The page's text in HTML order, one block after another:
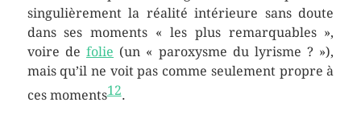
singulièrement la réalité intérieure sans doute
dans ses moments « les plus remarquables »,
voire de folie (un « paroxysme du lyrisme ? »),
mais qu’il ne voit pas comme seulement propre à
ces moments12.